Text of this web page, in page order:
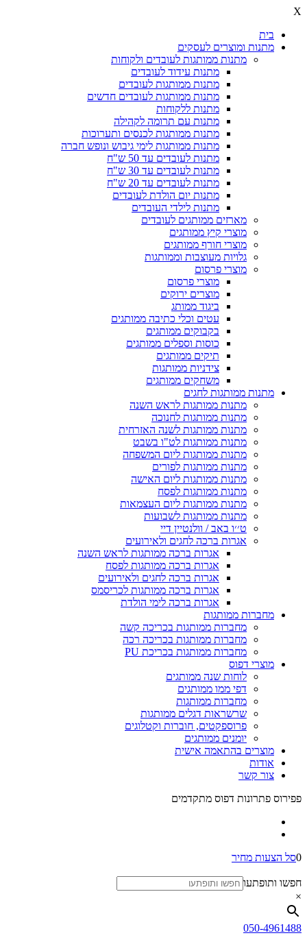
X
בית
מתנות ומוצרים לעסקים
מתנות ממותגות לעובדים ולקוחות
מתנות עידוד לעובדים
מתנות ממותגות לעובדים
מתנות ממותגות לעובדים חדשים
מתנות ללקוחות
מתנות עם תרומה לקהילה
מתנות ממותגות לכנסים ותערוכות
מתנות ממותגות לימי גיבוש ונופש חברה
מתנות לעובדים עד 50 ש"ח
מתנות לעובדים עד 30 ש"ח
מתנות לעובדים עד 20 ש"ח
מתנות יום הולדת לעובדים
מתנות לילדי העובדים
מארזים ממותגים לעובדים
מוצרי קיץ ממותגים
מוצרי חורף ממותגים
גלויות מעוצבות וממותגות
מוצרי פרסום
מוצרי פרסום
מוצרים ירוקים
ביגוד ממותג
עטים וכלי כתיבה ממותגים
בקבוקים ממותגים
כוסות וספלים ממותגים
תיקים ממותגים
צידניות ממותגות
משחקים ממותגים
מתנות ממותגות לחגים
מתנות ממותגות לראש השנה
מתנות ממותגות לחנוכה
מתנות ממותגות לשנה האזרחית
מתנות ממותגות לט"ו בשבט
מתנות ממותגות ליום המשפחה
מתנות ממותגות לפורים
מתנות ממותגות ליום האישה
מתנות ממותגות לפסח
מתנות ממותגות ליום העצמאות
מתנות ממותגות לשבועות
ט׳׳ו באב / וולנטיין דיי
אגרות ברכה לחגים ולאירועים
אגרות ברכה ממותגות לראש השנה
אגרות ברכה ממותגות לפסח
אגרות ברכה לחגים ולאירועים
אגרות ברכה ממותגות לכריסמס
אגרות ברכה לימי הולדת
מחברות ממותגות
מחברות ממותגות בכריכה קשה
מחברות ממותגות בכריכה רכה
מחברות ממותגות בכריכת PU
מוצרי דפוס
לוחות שנה ממותגים
דפי ממו ממותגים
מחברות ממותגות
שרשראות דגלים ממותגות
פרוספקטים, חוברות וקטלוגים
יומנים ממותגים
מוצרים בהתאמה אישית
אודות
צור קשר
פפירוס פתרונות דפוס מתקדמים
0סל הצעות מחיר
חפשו ותופתעו
×
050-4961488